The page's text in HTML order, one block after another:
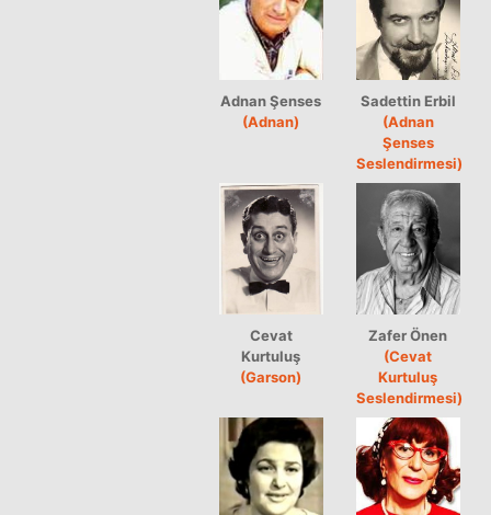
Adnan Şenses
(Adnan)
Sadettin Erbil
(Adnan
Şenses
Seslendirmesi)
Cevat
Kurtuluş
(Garson)
Zafer Önen
(Cevat
Kurtuluş
Seslendirmesi)